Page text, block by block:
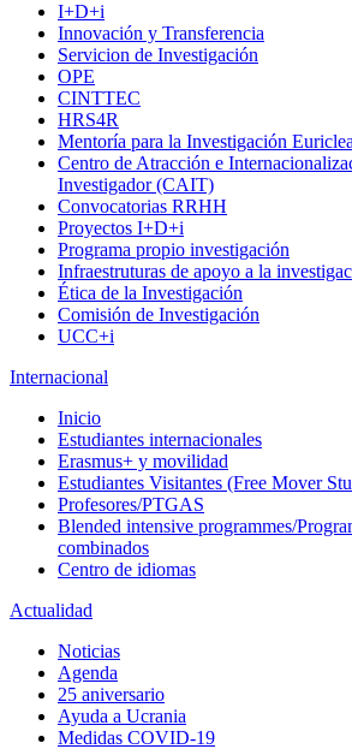
I+D+i
Innovación y Transferencia
Servicion de Investigación
OPE
CINTTEC
HRS4R
Mentoría para la Investigación Euriclea
Centro de Atracción e
Investigador (CAIT)
Convocatorias RRHH
Proyectos I+D+i
Programa propio investigación
Infraestruturas de apoyo a la
Ética de la Investigación
Comisión de Investigación
UCC+i
Internacional
Inicio
Estudiantes internacionales
Erasmus+ y movilidad
Estudiantes Visitantes (Free Mover
Profesores/PTGAS
Blended intensive programmes/
combinados
Centro de idiomas
Actualidad
Noticias
Agenda
25 aniversario
Ayuda a Ucrania
Medidas COVID-19